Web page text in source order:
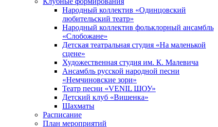
Народный коллектив «Одинцовский
любительский театр»
Народный коллектив фольклорный ансамбль
«Слобожане»
Детская театральная студия «На маленькой
сцене»
Художественная студия им. К. Малевича
Ансамбль русской народной песни
«Немчиновские зори»
Театр песни «VENIL ШОУ»
Детский клуб «Вишенка»
Шахматы
Расписание
План мероприятий